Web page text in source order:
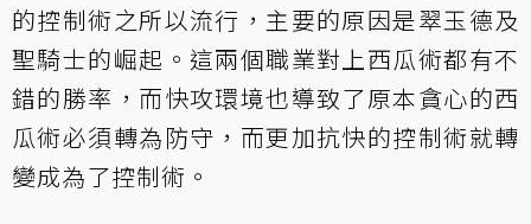
的控制術之所以流行，主要的原因是翠玉德及
聖騎士的崛起。這兩個職業對上西瓜術都有不
錯的勝率，而快攻環境也導致了原本貪心的西
瓜術必須轉為防守，而更加抗快的控制術就轉
變成為了控制術。